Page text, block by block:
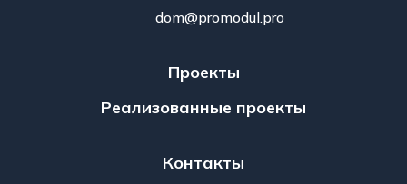
dom@promodul.pro
Проекты
Реализованные проекты
Контакты